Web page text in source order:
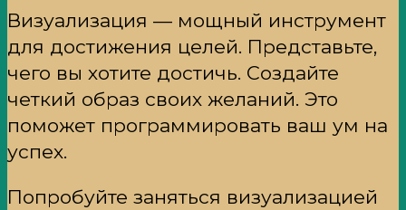
Визуализация — мощный инструмент
для достижения целей. Представьте,
чего вы хотите достичь. Создайте
четкий образ своих желаний. Это
поможет программировать ваш ум на
успех.
Попробуйте заняться визуализацией